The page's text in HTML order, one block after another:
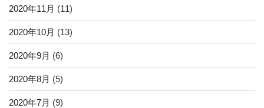
2020年11月 (11)
2020年10月 (13)
2020年9月 (6)
2020年8月 (5)
2020年7月 (9)